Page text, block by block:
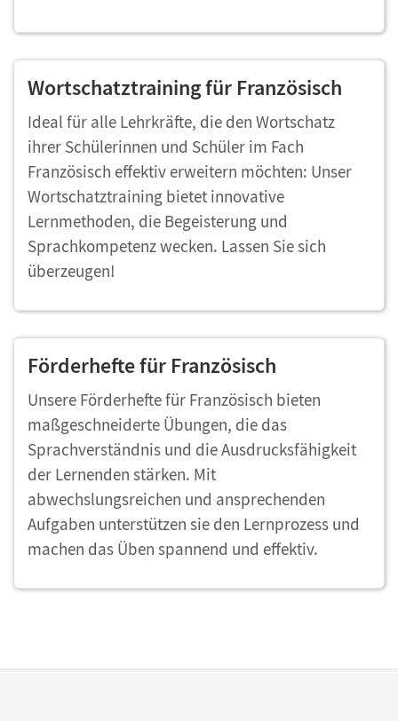
Wortschatztraining für Französisch
Ideal für alle Lehrkräfte, die den Wortschatz
ihrer Schülerinnen und Schüler im Fach
Französisch effektiv erweitern möchten: Unser
Wortschatztraining bietet innovative
Lernmethoden, die Begeisterung und
Sprachkompetenz wecken. Lassen Sie sich
überzeugen!
Förderhefte für Französisch
Unsere Förderhefte für Französisch bieten
maßgeschneiderte Übungen, die das
Sprachverständnis und die Ausdrucksfähigkeit
der Lernenden stärken. Mit
abwechslungsreichen und ansprechenden
Aufgaben unterstützen sie den Lernprozess und
machen das Üben spannend und effektiv.